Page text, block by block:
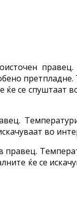
се спуштаат
во
ќе се